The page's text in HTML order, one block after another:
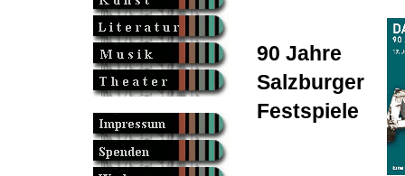
90 Jahre
Salzburger
Festspiele